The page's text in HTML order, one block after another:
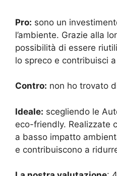
Pro: sono un
l’ambiente. Grazie alla
possibilità di essere
lo spreco e contribuisci
Contro: non ho trovato
Ideale: scegliendo le
eco-friendly. Realizzate
a basso impatto
e contribuiscono a